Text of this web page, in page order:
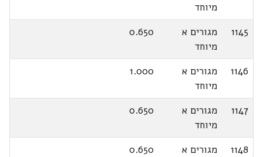
מיוחד
1145
מגורים א
מיוחד
0.650
1146
מגורים א
מיוחד
1.000
1147
מגורים א
מיוחד
0.650
1148
מגורים א
0.650